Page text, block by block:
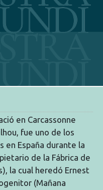
en Carcassonne
fue uno de los
en España durante la
de la Fábrica de
la cual heredó Ernest
(Mañana